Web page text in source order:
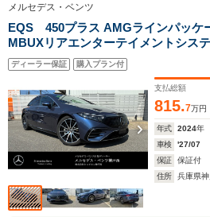
メルセデス・ベンツ
EQS 450プラス AMGラインパッケ
MBUXリアエンターテイメントシス
ートパッケージ デジタルインテリ
ラインラインパッケージ ベルトバッ
ディーラー保証 購入プラン付
支払総額
815.7万円
年式 2024年
車検
'27/07
保証
保証付
住所
兵庫県